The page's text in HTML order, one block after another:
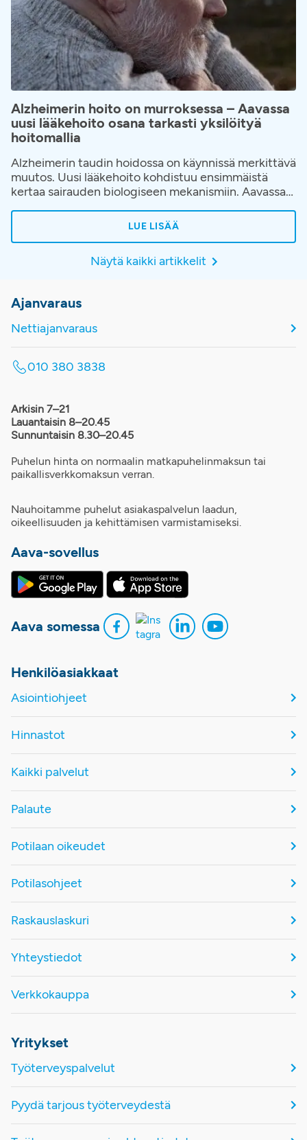
Alzheimerin hoito on murroksessa – Aavassa
uusi lääkehoito osana tarkasti yksilöityä
hoitomallia
Alzheimerin taudin hoidossa on käynnissä merkittävä
muutos. Uusi lääkehoito kohdistuu ensimmäistä
kertaa sairauden biologiseen mekanismiin. Aavassa
hoitopolkua, jossa korostuvat oikea-aikainen
LUE LISÄÄ
Näytä kaikki artikkelit
Ajanvaraus
Nettiajanvaraus
010 380 3838
Arkisin 7–21
Lauantaisin 8–20.45
Sunnuntaisin 8.30–20.45
Puhelun hinta on normaalin matkapuhelinmaksun tai
paikallisverkkomaksun verran.
Nauhoitamme puhelut asiakaspalvelun laadun,
oikeellisuuden ja kehittämisen varmistamiseksi.
Aava-sovellus
Aava somessa
Henkilöasiakkaat
Asiointiohjeet
Hinnastot
Kaikki palvelut
Palaute
Potilaan oikeudet
Potilasohjeet
Raskauslaskuri
Yhteystiedot
Verkkokauppa
Yritykset
Työterveyspalvelut
Pyydä tarjous työterveydestä